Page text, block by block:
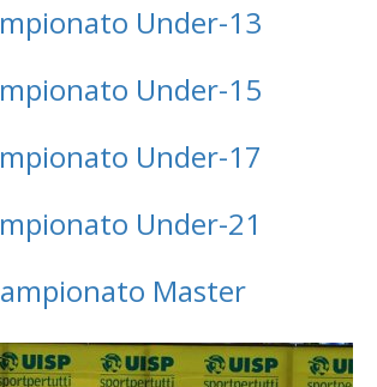
Under-13
Under-15
Under-17
Under-21
Master